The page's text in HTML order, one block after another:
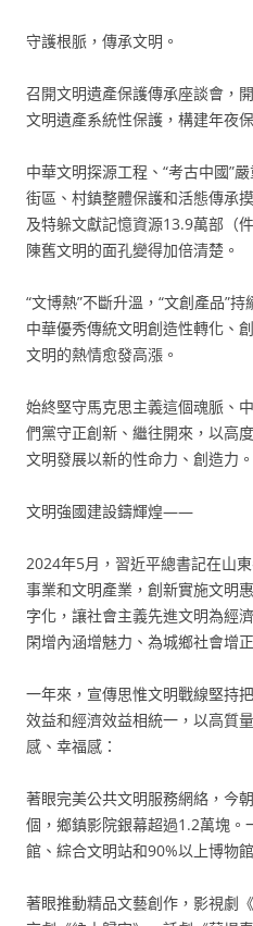
守護根脈，傳承文明。
召開文明遺產保護傳承座談會，
文明遺產系統性保護，構建年夜
中華文明探源工程、“考古中國”
街區、村鎮整體保護和活態傳承
及特躲文獻記憶資源13.9萬部（
陳舊文明的面孔變得加倍清楚。
“文博熱”不斷升溫，“文創產品”
中華優秀傳統文明創造性轉化、
文明的熱情愈發高漲。
始終堅守馬克思主義這個魂脈、
們黨守正創新、繼往開來，以高
文明發展以新的性命力、創造力。
文明強國建設鑄輝煌——
2024年5月，習近平總書記在山
事業和文明產業，創新實施文明
字化，讓社會主義先進文明為經
閑增內涵增魅力、為城鄉社會增
一年來，宣傳思惟文明戰線堅持
效益和經濟效益相統一，以高質
感、幸福感：
著眼完美公共文明服務網絡，今
個，鄉鎮影院銀幕超過1.2萬塊
館、綜合文明站和90%以上博物
著眼推動精品文藝創作，影視劇